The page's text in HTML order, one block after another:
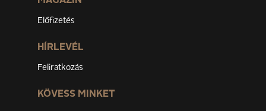
Előfizetés
HÍRLEVÉL
Feliratkozás
KÖVESS MINKET